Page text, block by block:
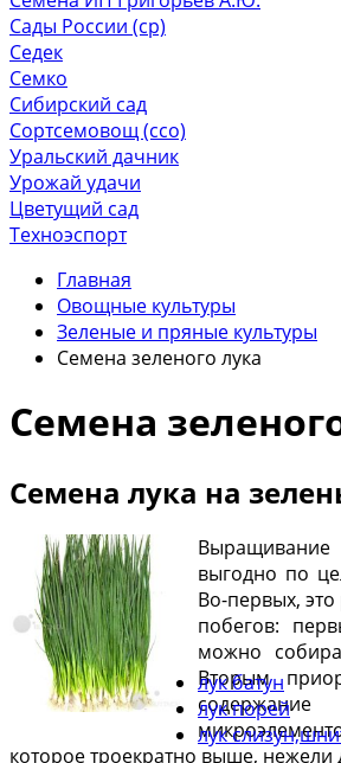
Сады России (ср)
Седек
Семко
Сибирский сад
Сортсемовощ (ссо)
Уральский дачник
Урожай удачи
Цветущий сад
Техноэспорт
Главная
Овощные культуры
Зеленые и пряные культуры
Семена зеленого лука
Семена
Семена лука на
выгодно по
Во-первых,
побегов:
можно
Вторым
которое троекратно выше, нежели
лук батун
лук порей
лук